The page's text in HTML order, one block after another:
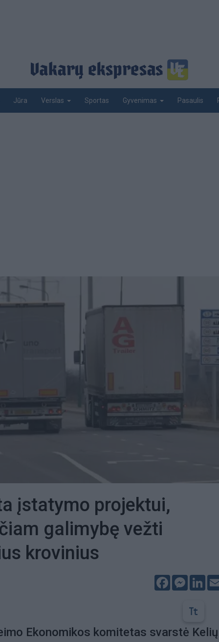
Jūra Verslas Sportas Gyvenimas Pasaulis
įstatymo projektui,
galimybę vežti
krovinius
Facebook
Ekonomikos komitetas svarstė Kelių